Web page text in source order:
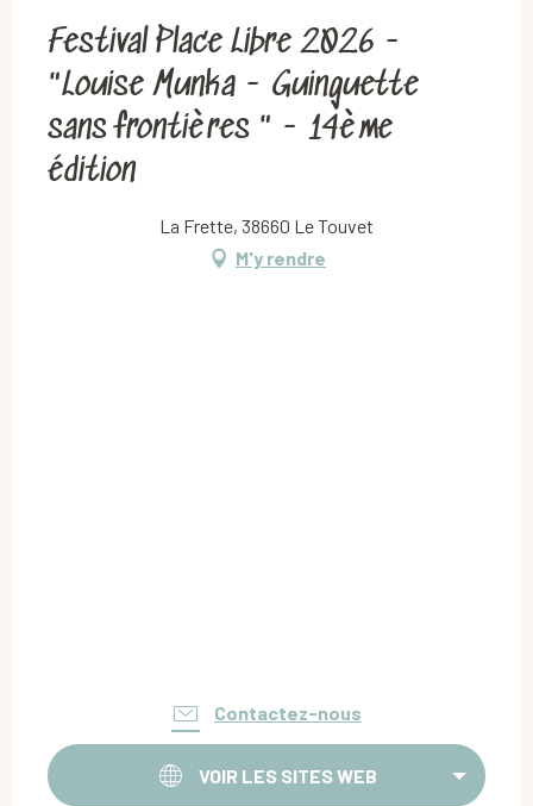
Festival Place Libre 2026 -
"Louise Munka - Guinguette
sans frontières " - 14ème
édition
La Frette, 38660 Le Touvet
M'y rendre
Contactez-nous
VOIR LES SITES WEB